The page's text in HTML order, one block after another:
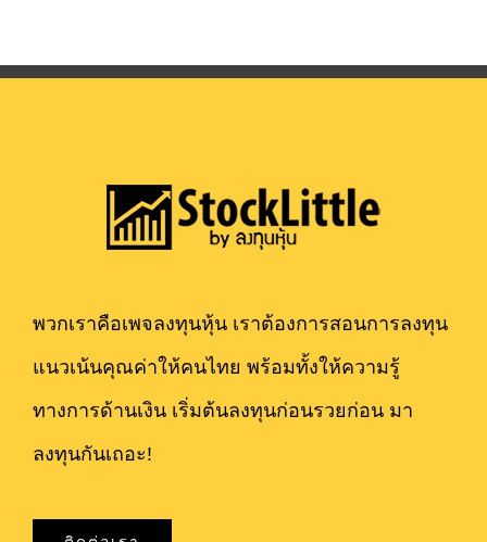
พวกเราคือเพจลงทุนหุ้น เราต้องการสอนการลงทุน
แนวเน้นคุณค่าให้คนไทย พร้อมทั้งให้ความรู้
ทางการด้านเงิน เริ่มต้นลงทุนก่อนรวยก่อน มา
ลงทุนกันเถอะ!